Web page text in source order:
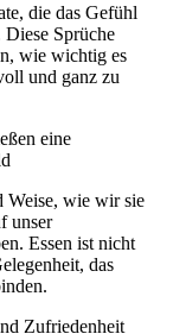
die das Gefühl
Diese Sprüche
wie wichtig es
und ganz zu
eine
Weise, wie wir sie
unser
Essen ist nicht
das
Zufriedenheit